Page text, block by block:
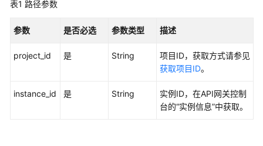
前
API
表1 路径参数
参数 是否必选 参数类型 描述
project_id 是 String
项目ID，获取方式请参见
获取项目ID。
instance_id 是 String
实例ID，在API网关控制
台的“实例信息”中获取。